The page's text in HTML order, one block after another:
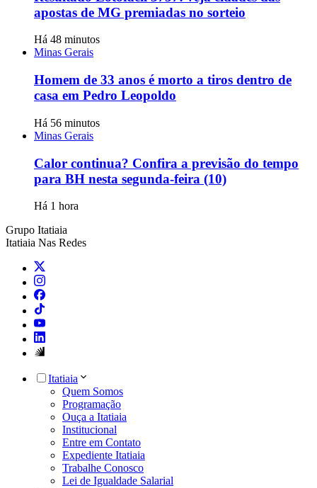
apostas de MG premiadas no sorteio
Há 48 minutos
Minas Gerais
Homem de 33 anos é morto a tiros dentro de
casa em Pedro Leopoldo
Há 56 minutos
Minas Gerais
Calor continua? Confira a previsão do tempo
para BH nesta segunda-feira (10)
Há 1 hora
Grupo Itatiaia
Itatiaia Nas Redes
Itatiaia
Quem Somos
Programação
Ouça a Itatiaia
Institucional
Entre em Contato
Expediente Itatiaia
Trabalhe Conosco
Lei de Igualdade Salarial